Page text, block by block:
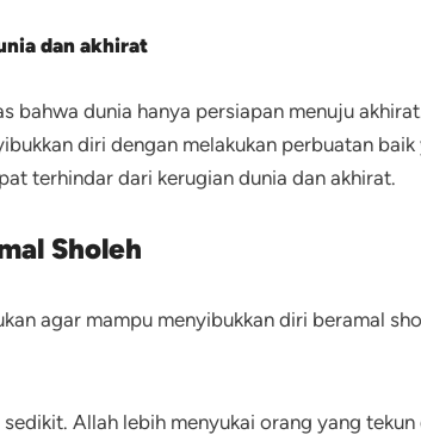
dan akhirat
bahwa dunia hanya persiapan menuju
diri dengan melakukan perbuatan
terhindar dari kerugian dunia dan akhirat.
Sholeh
agar mampu menyibukkan diri beramal
sedikit. Allah lebih menyukai orang yang